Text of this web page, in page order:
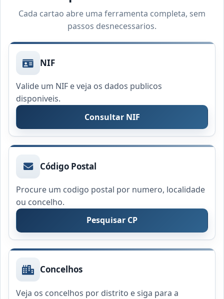
Cada cartao abre uma ferramenta completa, sem
passos desnecessarios.
NIF
Valide um NIF e veja os dados publicos
disponiveis.
Consultar NIF
Código Postal
Procure um codigo postal por numero, localidade
ou concelho.
Pesquisar CP
Concelhos
Veja os concelhos por distrito e siga para a